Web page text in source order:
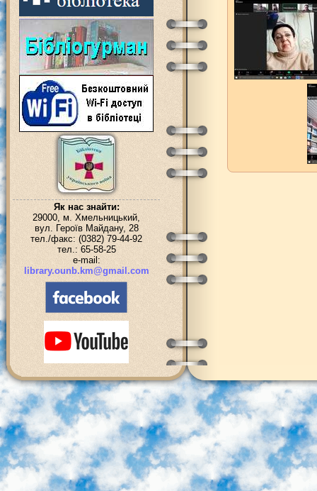
Як нас знайти:
29000, м. Хмельницький,
вул. Героїв Майдану, 28
тел./факс: (0382) 79-44-92
тел.: 65-58-25
e-mail:
library.ounb.km@gmail.com